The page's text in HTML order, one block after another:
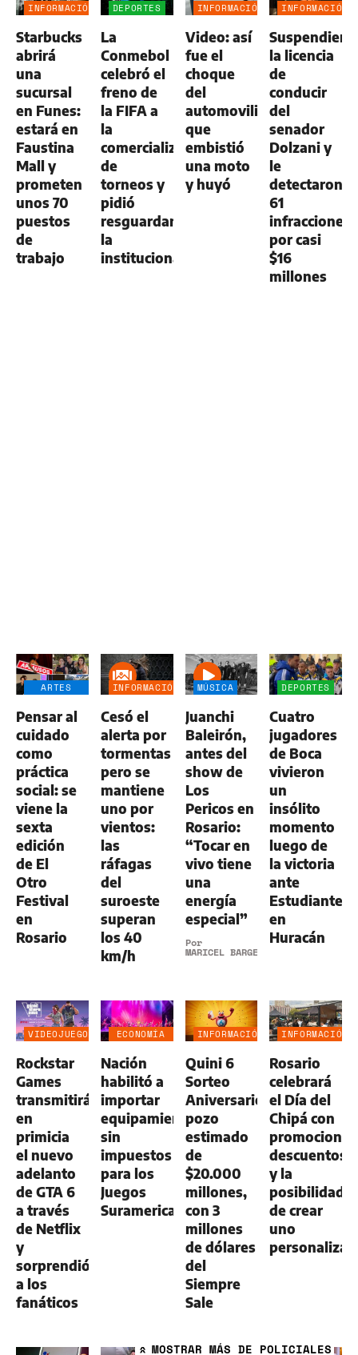
INFORMACIÓN
Starbucks
abrirá
una
sucursal
en Funes:
estará en
Faustina
Mall y
prometen
unos 70
puestos
de
trabajo
DEPORTES
La
Conmebol
celebró el
freno de
la FIFA a
la
comercialización
de
torneos y
pidió
resguardar
la
institucionalidad
INFORMACIÓN
Video: así
fue el
choque
del
automovilista
que
embistió
una moto
y huyó
INFORMACIÓN
la licencia
de
conducir
del
senador
Dolzani y
le
detectaron
61
infracciones
por casi
$16
millones
ARTES
Pensar al
cuidado
como
práctica
social: se
viene la
sexta
edición
de El
Otro
Festival
en
Rosario
INFORMACIÓN
Cesó el
alerta por
tormentas
pero se
mantiene
uno por
vientos:
las
ráfagas
del
suroeste
superan
los 40
km/h
MÚSICA
Juanchi
Baleirón,
antes del
show de
Los
Pericos en
Rosario:
“Tocar en
vivo tiene
una
energía
especial”
Por
MARICEL BARGERI
DEPORTES
Cuatro
jugadores
de Boca
vivieron
un
insólito
momento
luego de
la victoria
ante
Estudiantes
en
Huracán
VIDEOJUEGOS
Rockstar
Games
transmitirá
en
primicia
el nuevo
adelanto
de GTA 6
a través
de Netflix
y
sorprendió
a los
fanáticos
ECONOMÍA
AGRO
Nación
habilitó a
importar
equipamiento
sin
impuestos
para los
Juegos
Suramericanos
INFORMACIÓN
Quini 6
Sorteo
Aniversario:
pozo
estimado
de
$20.000
millones,
con 3
millones
de dólares
del
Siempre
Sale
INFORMACIÓN
Rosario
celebrará
el Día del
Chipá con
descuentos
y la
posibilidad
de crear
uno
» MOSTRAR MÁS DE POLICIALES